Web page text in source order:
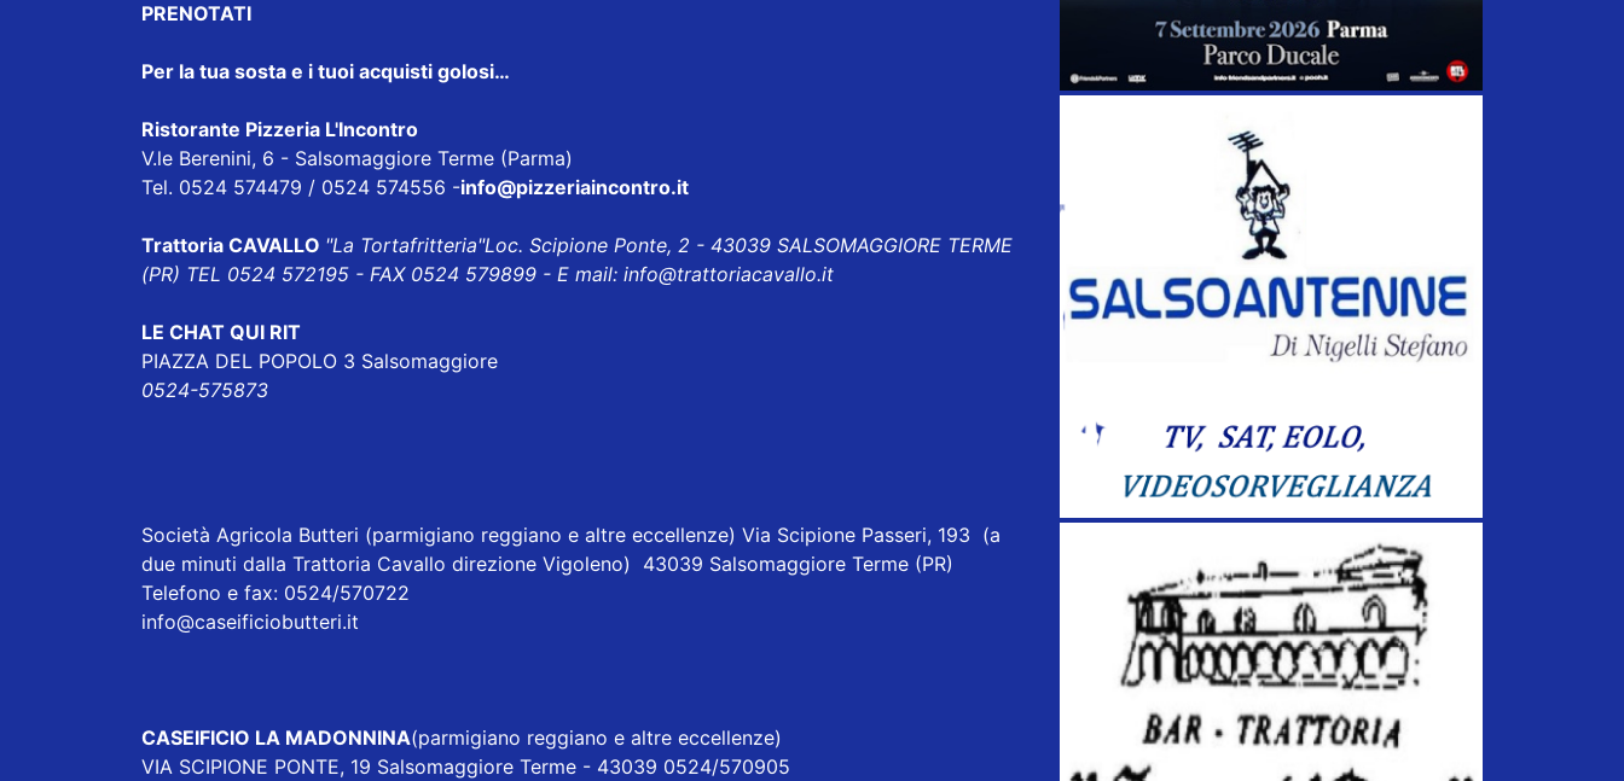
PRENOTATI
Per la tua sosta e i tuoi acquisti golosi…
Ristorante Pizzeria L'Incontro
V.le Berenini, 6 - Salsomaggiore Terme (Parma)
Tel. 0524 574479 / 0524 574556 -info@pizzeriaincontro.it
Trattoria CAVALLO "La Tortafritteria"Loc. Scipione Ponte, 2 - 43039 SALSOMAGGIORE TERME
(PR) TEL 0524 572195 - FAX 0524 579899 - E mail: info@trattoriacavallo.it
LE CHAT QUI RIT
PIAZZA DEL POPOLO 3 Salsomaggiore
0524-575873
Società Agricola Butteri (parmigiano reggiano e altre eccellenze) Via Scipione Passeri, 193 (a
due minuti dalla Trattoria Cavallo direzione Vigoleno) 43039 Salsomaggiore Terme (PR)
Telefono e fax: 0524/570722
info@caseificiobutteri.it
CASEIFICIO LA MADONNINA(parmigiano reggiano e altre eccellenze)
VIA SCIPIONE PONTE, 19 Salsomaggiore Terme - 43039 0524/570905